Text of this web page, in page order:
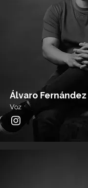
Álvaro Fernández
Voz